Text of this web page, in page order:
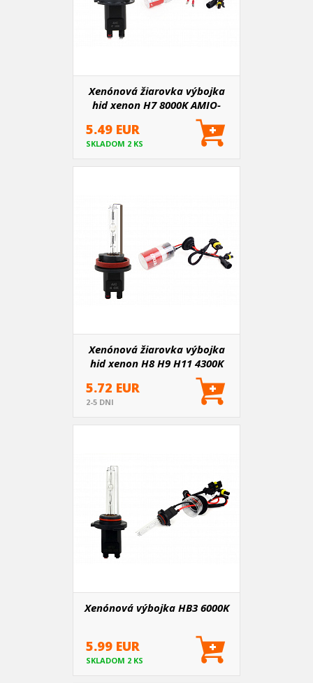
Xenónová žiarovka výbojka
hid xenon H7 8000K AMIO-
5.49 EUR
SKLADOM 2 KS
Xenónová žiarovka výbojka
hid xenon H8 H9 H11 4300K
5.72 EUR
2-5 DNI
Xenónová výbojka HB3 6000K
5.99 EUR
SKLADOM 2 KS